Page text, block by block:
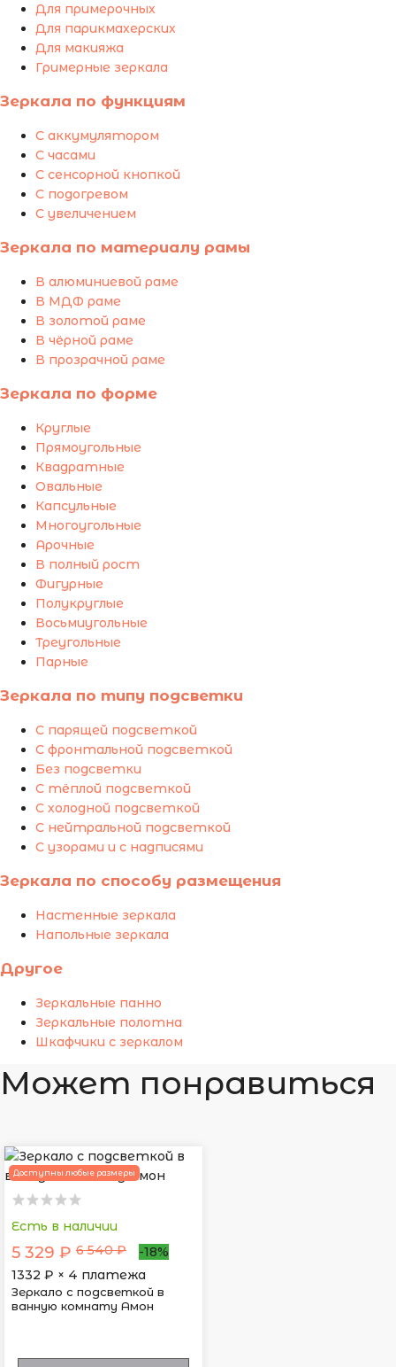
Для примерочных
Для парикмахерских
Для макияжа
Гримерные зеркала
Зеркала по функциям
С аккумулятором
С часами
С сенсорной кнопкой
С подогревом
С увеличением
Зеркала по материалу рамы
В алюминиевой раме
В МДФ раме
В золотой раме
В чёрной раме
В прозрачной раме
Зеркала по форме
Круглые
Прямоугольные
Квадратные
Овальные
Капсульные
Многоугольные
Арочные
В полный рост
Фигурные
Полукруглые
Восьмиугольные
Треугольные
Парные
Зеркала по типу подсветки
С парящей подсветкой
С фронтальной подсветкой
Без подсветки
С тёплой подсветкой
С холодной подсветкой
С нейтральной подсветкой
С узорами и с надписями
Зеркала по способу размещения
Настенные зеркала
Напольные зеркала
Другое
Зеркальные панно
Зеркальные полотна
Шкафчики с зеркалом
Может понравиться
Доступны любые размеры
Есть в наличии
5 329 ₽ 6 540 ₽
-18%
1332 ₽ × 4 платежа
Зеркало с подсветкой в
ванную комнату Амон